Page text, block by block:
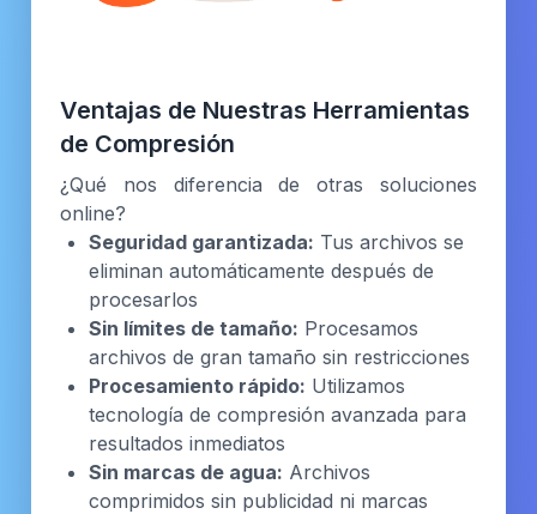
Ventajas de Nuestras Herramientas
de Compresión
¿Qué nos diferencia de otras soluciones
online?
Seguridad garantizada: Tus archivos se
eliminan automáticamente después de
procesarlos
Sin límites de tamaño: Procesamos
archivos de gran tamaño sin restricciones
Procesamiento rápido: Utilizamos
tecnología de compresión avanzada para
resultados inmediatos
Sin marcas de agua: Archivos
comprimidos sin publicidad ni marcas